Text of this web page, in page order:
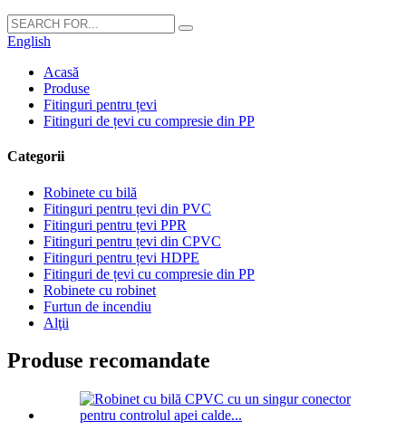
English
Acasă
Produse
Fitinguri pentru țevi
Fitinguri de țevi cu compresie din PP
Categorii
Robinete cu bilă
Fitinguri pentru țevi din PVC
Fitinguri pentru țevi PPR
Fitinguri pentru țevi din CPVC
Fitinguri pentru țevi HDPE
Fitinguri de țevi cu compresie din PP
Robinete cu robinet
Furtun de incendiu
Alţii
Produse recomandate